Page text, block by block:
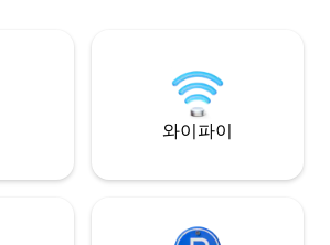
적합합니다.
와이파이